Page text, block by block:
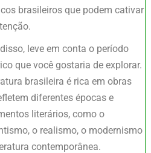
brasileiros que podem cativar
leve em conta o período
que você gostaria de explorar.
brasileira é rica em obras
diferentes épocas e
literários, como o
o realismo, o modernismo
contemporânea.